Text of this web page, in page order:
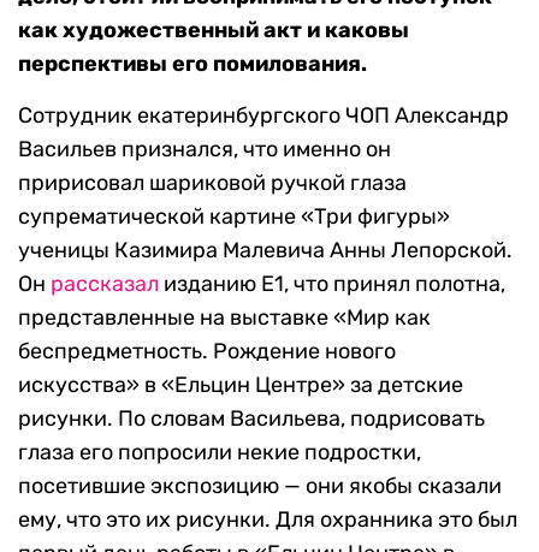
как художественный акт и каковы
перспективы его помилования.
Сотрудник екатеринбургского ЧОП Александр
Васильев признался, что именно он
пририсовал шариковой ручкой глаза
супрематической картине «Три фигуры»
ученицы Казимира Малевича Анны Лепорской.
Он рассказал изданию E1, что принял полотна,
представленные на выставке «Мир как
беспредметность. Рождение нового
искусства» в «Ельцин Центре» за детские
рисунки. По словам Васильева, подрисовать
глаза его попросили некие подростки,
посетившие экспозицию — они якобы сказали
ему, что это их рисунки. Для охранника это был